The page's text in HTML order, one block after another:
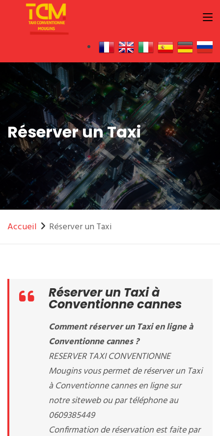
Réserver un Taxi
Accueil Réserver un Taxi
Réserver un Taxi à
Conventionne cannes
Comment réserver un Taxi en ligne à
Conventionne cannes ?
RESERVER TAXI CONVENTIONNE
Mougins vous permet de réserver un Taxi
à Conventionne cannes en ligne sur
notre siteweb ou par téléphone au
0609385449
Confirmation de réservation est faite par